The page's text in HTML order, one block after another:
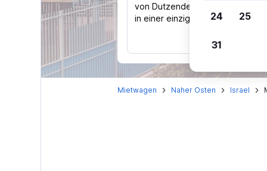
von Dutzenden Reise-Websites
in einer einzigen Suche.
Mietwagen Naher Osten Israel
24 25
31